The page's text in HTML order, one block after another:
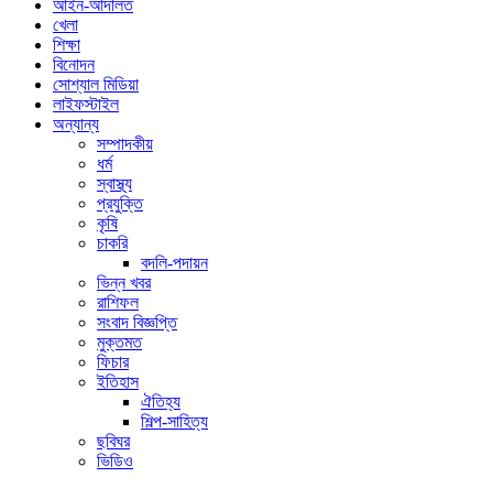
আইন-আদালত
খেলা
শিক্ষা
বিনোদন
সোশ্যাল মিডিয়া
লাইফস্টাইল
অন্যান্য
সম্পাদকীয়
ধর্ম
স্বাস্থ্য
প্রযুক্তি
কৃষি
চাকরি
বদলি-পদায়ন
ভিন্ন খবর
রাশিফল
সংবাদ বিজ্ঞপ্তি
মুক্তমত
ফিচার
ইতিহাস
ঐতিহ্য
শিল্প-সাহিত্য
ছবিঘর
ভিডিও